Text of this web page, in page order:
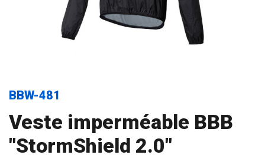
BBW-481
Veste imperméable BBB
"StormShield 2.0"